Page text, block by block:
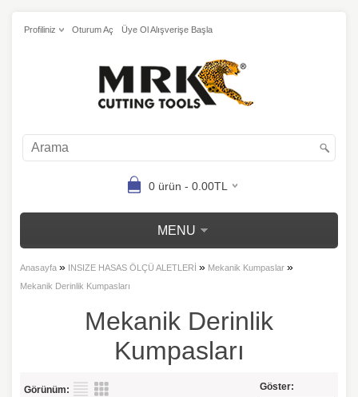
Profiliniz Oturum Aç Üye Ol Alışverişe Başla
0 ürün - 0.00TL
MENU
Anasayfa » INSIZE HASAS ÖLÇÜ ALETLERİ » Mekanik Kumpaslar »
Mekanik Derinlik Kumpasları
Mekanik Derinlik
Kumpasları
Görünüm: Göster: